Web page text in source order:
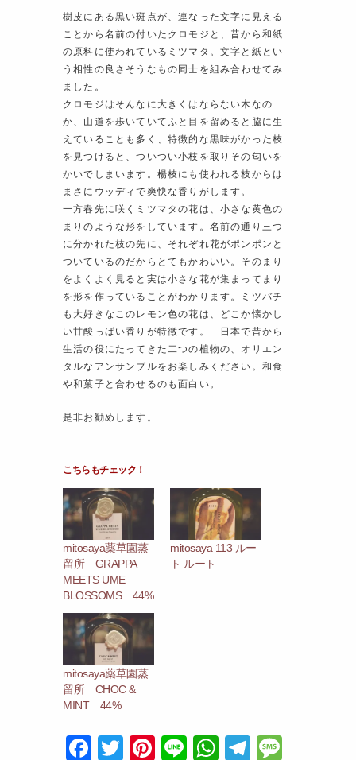
樹皮にある黒い斑点が、連なった文字に見える
ことから名前の付いたクロモジと、昔から和紙
の原料に使われているミツマタ。文字と紙とい
う相性の良さそうなもの同士を組み合わせてみ
ました。
クロモジはそんなに大きくはならない木なの
か、山道を歩いていてふと目を留めると脇に生
えていることも多く、特徴的な黒味がかった枝
を見つけると、ついつい小枝を取りその匂いを
かいでしまいます。楊枝にも使われる枝からは
まさにウッディで爽快な香りがします。
一方春先に咲くミツマタの花は、小さな黄色の
まりのような形をしています。名前の通り三つ
に分かれた枝の先に、それぞれ花がポンポンと
ついているのだからとてもかわいい。そのまり
をよくよく見ると実は小さな花が集まってまり
を形を作っていることがわかります。ミツバチ
も大好きなこのレモン色の花は、どこか懐かし
い甘酸っぱい香りが特徴です。 日本で昔から
生活の役にたってきた二つの植物の、オリエン
タルなアンサンブルをお楽しみください。和食
や和菓子と合わせるのも面白い。
是非お勧めします。
こちらもチェック！
mitosaya薬草園蒸
留所 GRAPPA
MEETS UME
BLOSSOMS 44%
mitosaya 113 ルー
ト ルート
mitosaya薬草園蒸
留所 CHOC &
MINT 44%
F
T
Pi
Li
W T